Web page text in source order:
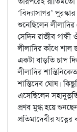
‘বিদ্যাসাগর’
শুনেছিলেন লীলাদির
সেদিন রাজীব গান্ধী
লীলাদির কাঁধে
একটা বাড়তি চাপ
লীলাদির
শান্তিদেব ঘোষ।
এসেছিলেন
প্রণব মুগ্ধ হয়ে
প্রতিমাদেবীর